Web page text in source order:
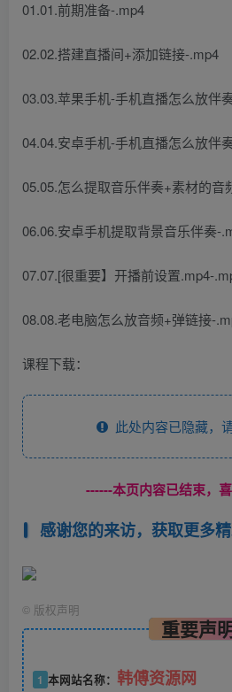
01.01.前期准备-.mp4
02.02.搭建直播间+添加链接-.mp4
03.03.苹果手机-手机直播怎么放伴
04.04.安卓手机-手机直播怎么放伴
05.05.怎么提取音乐伴奏+素材的音
06.06.安卓手机提取背景音乐伴奏-
07.07.[很重要】开播前设置.mp4-
08.08.老电脑怎么放音频+弹链接-
课程下载：
此处内容已隐藏，
------本页内容已结束，
感谢您的来访，获取更多
© 版权声明
重要声
1 本网站名称： 韩傅资源网